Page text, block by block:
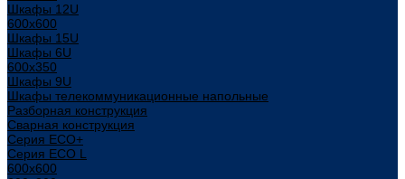
Шкафы 12U
600x600
Шкафы 15U
Шкафы 6U
600x350
Шкафы 9U
Шкафы телекоммуникационные напольные
Разборная конструкция
Сварная конструкция
Серия ECO+
Серия ECO L
600x600